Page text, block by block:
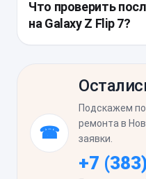
и герметичность
оценить работу
зарядного разъема,
Что проверить
на Galaxy Z Flip 7?
звуков и упора в зоне
сенсор, яркость,
по краям и
поверхностью.
☎
Подскажем
ремонта в
заявки.
+7